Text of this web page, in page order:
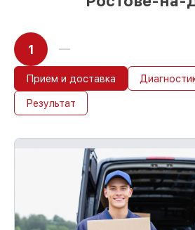
1
Прием и доставка
Результат